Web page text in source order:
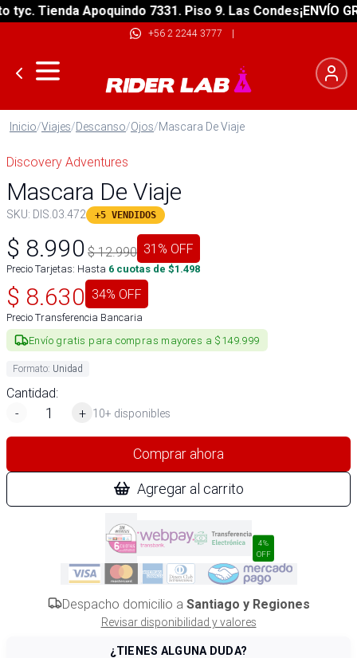
Tienda Apoquindo 7331. Piso 9. Las Condes¡ENVÍO
+56 2 2244 3777 |
Inicio/Viajes/Descanso/Ojos/Mascara De Viaje
Discovery Adventures
Mascara De Viaje
SKU: DIS.03.472 +5 VENDIDOS
$ 8.990 $12.990 31 % OFF
Precio Tarjetas: Hasta 6 cuotas de $1.498
$ 8.630 34% OFF
Precio Transferencia Bancaria
Envío gratis para compras mayores a $149.999
Formato: Unidad
Cantidad:
-
+ 10+ disponibles
Comprar ahora
Agregar al carrito
4%
OFF
Despacho domicilio a Santiago y Regiones
Revisar disponibilidad y valores
¿TIENES ALGUNA DUDA?